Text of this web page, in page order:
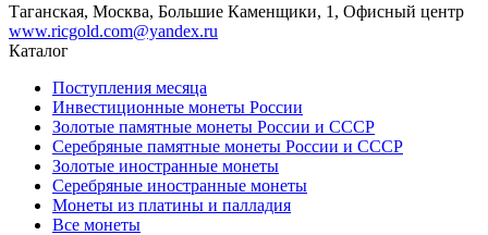
Таганская, Москва, Большие Каменщики, 1, Офисный центр
www.ricgold.com@yandex.ru
Каталог
Поступления месяца
Инвестиционные монеты России
Золотые памятные монеты России и СССР
Серебряные памятные монеты России и СССР
Золотые иностранные монеты
Серебряные иностранные монеты
Монеты из платины и палладия
Все монеты